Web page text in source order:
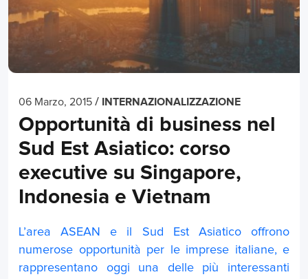
06 Marzo, 2015 / INTERNAZIONALIZZAZIONE
Opportunità di business nel
Sud Est Asiatico: corso
executive su Singapore,
Indonesia e Vietnam
L’area ASEAN e il Sud Est Asiatico offrono
numerose opportunità per le imprese italiane, e
rappresentano oggi una delle più interessanti